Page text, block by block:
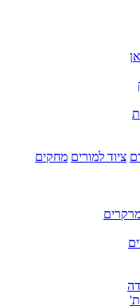
ציוד למורים מחקים